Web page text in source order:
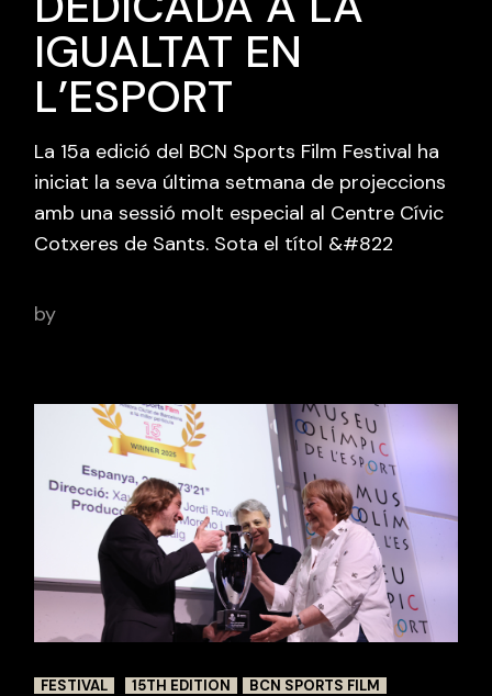
IGUALTAT EN
L’ESPORT
La 15a edició del BCN Sports Film Festival ha
iniciat la seva última setmana de projeccions
amb una sessió molt especial al Centre Cívic
Cotxeres de Sants. Sota el títol &#822
by
FESTIVAL 15TH EDITION
BCN SPORTS FILM